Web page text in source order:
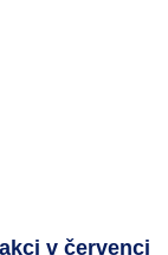
v červenci